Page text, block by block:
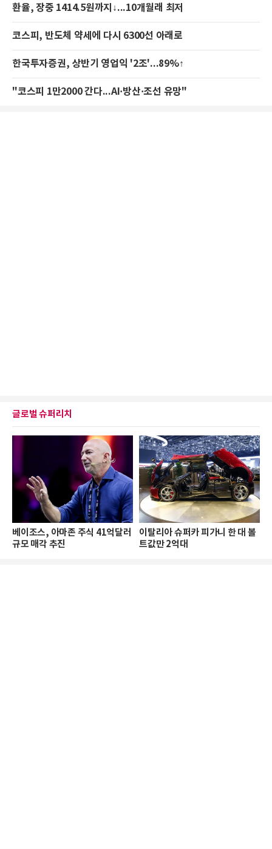
환율, 장중 1414.5원까지↓...10개월래 최저
코스피, 반도체 약세에 다시 6300선 아래로
한국투자증권, 상반기 영업익 '2조'...89%↑
"코스피 1만2000 간다...AI·방산·조선 유망"
글로벌 슈퍼리치
베이조스, 아마존 주식 41억달러
규모 매각 추진
이탈리아 슈퍼카 피가니 한 대 볼
트값만 2억대